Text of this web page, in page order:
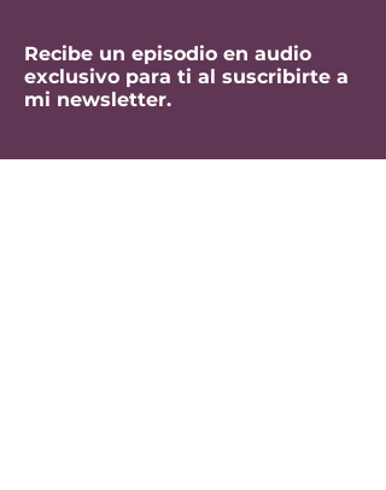
Recibe un episodio en audio
exclusivo para ti al suscribirte a
mi newsletter.